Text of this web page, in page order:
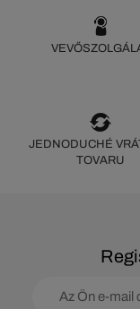
JEDNODUCHÉ
TOVARU